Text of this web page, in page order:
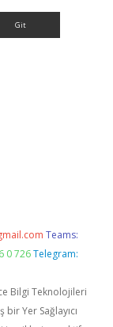
Teams:
0 726 Telegram:
Bilgi Teknolojileri
Yer Sağlayıcı